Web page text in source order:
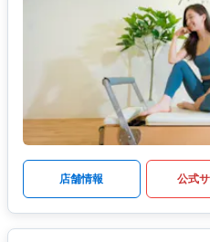
店舗情報 公式